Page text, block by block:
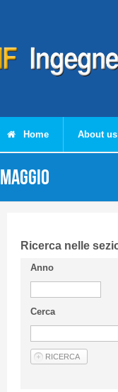
Home About us
Maggio
Ricerca nelle
Anno
Cerca